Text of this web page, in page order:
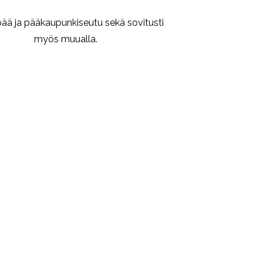
ja pääkaupunkiseutu sekä sovitusti
myös muualla.